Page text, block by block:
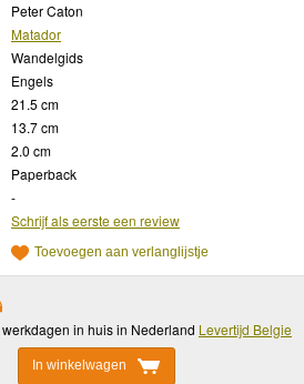
Peter Caton
Matador
Wandelgids
Engels
21.5 cm
13.7 cm
2.0 cm
Paperback
-
Schrijf als eerste een review
Toevoegen aan verlanglijstje
in huis in Nederland Levertijd Belgie
In winkelwagen